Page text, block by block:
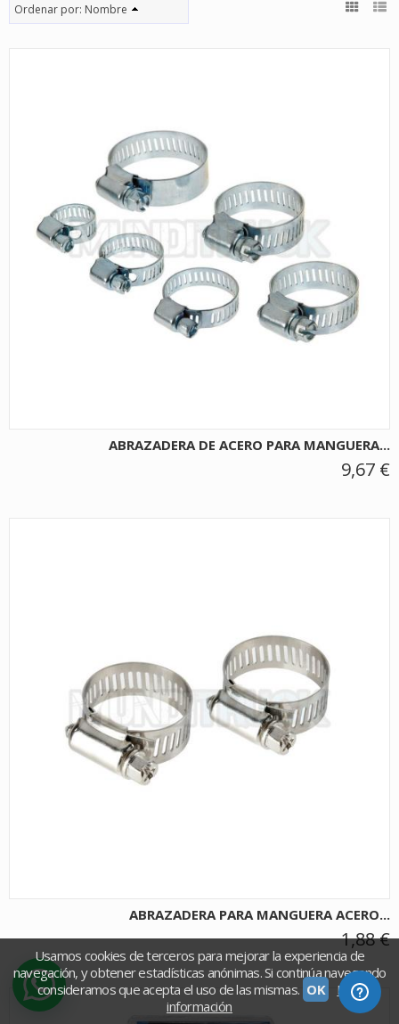
Ordenar por: Nombre
ABRAZADERA DE ACERO PARA MANGUERA...
9,67 €
ABRAZADERA PARA MANGUERA ACERO...
1,88 €
Usamos cookies de terceros para mejorar la experiencia de
navegación, y obtener estadísticas anónimas. Si continúa navegando
consideramos que acepta el uso de las mismas. OK
Más
información